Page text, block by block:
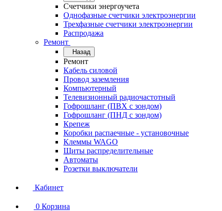
Счетчики энергоучета
Однофазные счетчики электроэнергии
Трехфазные счетчики электроэнергии
Распродажа
Ремонт
Назад
Ремонт
Кабель силовой
Провод заземления
Компьютерный
Телевизионный радиочастотный
Гофрошланг (ПВХ с зондом)
Гофрошланг (ПНД с зондом)
Крепеж
Коробки распаечные - установочные
Клеммы WAGO
Щиты распределительные
Автоматы
Розетки выключатели
Кабинет
0 Корзина